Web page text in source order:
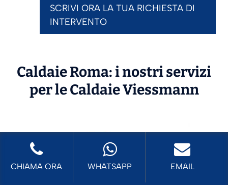
SCRIVI ORA LA TUA RICHIESTA DI
INTERVENTO
Caldaie Roma: i nostri servizi
per le CaldaieViessmann
CHIAMA ORA WHATSAPP EMAIL